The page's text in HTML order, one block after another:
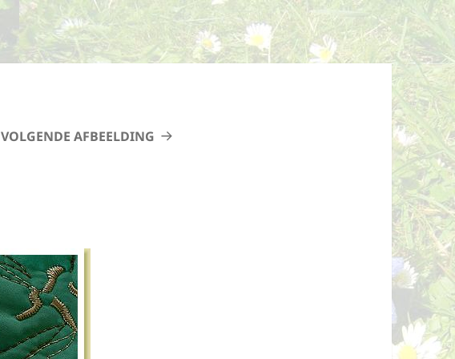
VOLGENDE AFBEELDING